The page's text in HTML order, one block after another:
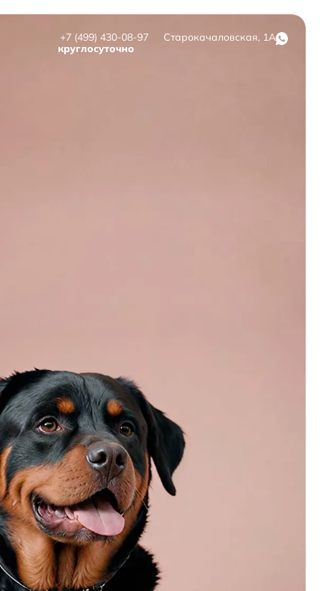
+7 (499) 430-08-97
круглосуточно
Старокачаловская, 1А